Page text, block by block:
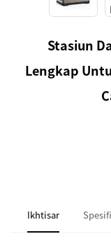
Stasiun
Lengkap
Ikhtisar